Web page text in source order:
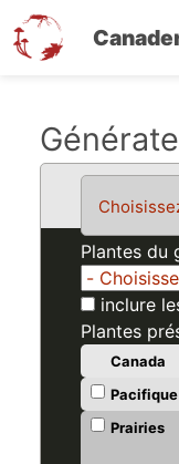
Plantes du
inclure
Plantes
Canada
Pacifique
Prairies